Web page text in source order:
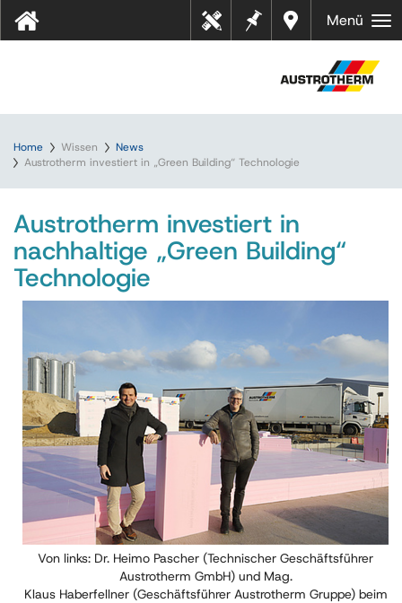
Händl
er in
Merkz
ettel
Tool
s
Menü
Home Wissen
News
Austrotherm investiert in „Green Building“ Technologie
Austrotherm investiert in
nachhaltige „Green Building“
Technologie
Von links: Dr. Heimo Pascher (Technischer Geschäftsführer
Austrotherm GmbH) und Mag.
Klaus Haberfellner (Geschäftsführer Austrotherm Gruppe) beim